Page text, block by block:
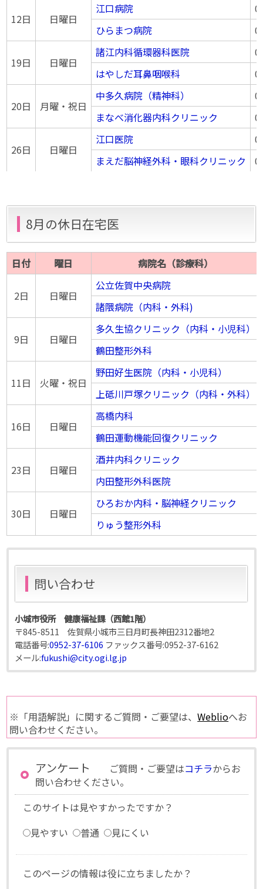
12日 日曜日
江口病院
ひらまつ病院
19日 日曜日
諸江内科循環器科医院
はやしだ耳鼻咽喉科
20日 月曜・祝日
中多久病院（精神科）
まなべ消化器内科クリニック
26日 日曜日
江口医院
まえだ脳神経外科・眼科クリニック
8月の休日在宅医
日付 曜日 病院名（診療科）
2日 日曜日
公立佐賀中央病院
諸隈病院（内科・外科)
9日 日曜日
多久生協クリニック（内科・小児科）
鶴田整形外科
11日 火曜・祝日
野田好生医院（内科・小児科）
上砥川戸塚クリニック（内科・外科）
16日 日曜日
高橋内科
鶴田運動機能回復クリニック
23日 日曜日
酒井内科クリニック
内田整形外科医院
30日 日曜日
ひろおか内科・脳神経クリニック
りゅう整形外科
問い合わせ
小城市役所 健康福祉課（西館1階）
〒845-8511 佐賀県小城市三日月町長神田2312番地2
電話番号:0952-37-6106 ファックス番号:0952-37-6162
メール:fukushi@city.ogi.lg.jp
※「用語解説」に関するご質問・ご要望は、Weblioへお
問い合わせください。
アンケート ご質問・ご要望はコチラからお
問い合わせください。
このサイトは見やすかったですか？
見やすい
普通 見にくい
このページの情報は役に立ちましたか？